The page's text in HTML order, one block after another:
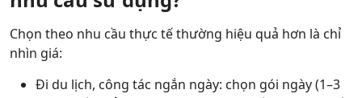
Chọn theo nhu cầu thực tế thường hiệu quả hơn là chỉ
nhìn giá:
Đi du lịch, công tác ngắn ngày: chọn gói ngày (1–3